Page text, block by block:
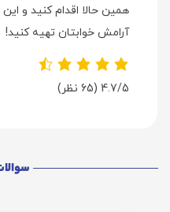
همین حالا اقدام کنید و این
آرامش خوابتان تهیه کنید!
4.7/5 (65 نظر)